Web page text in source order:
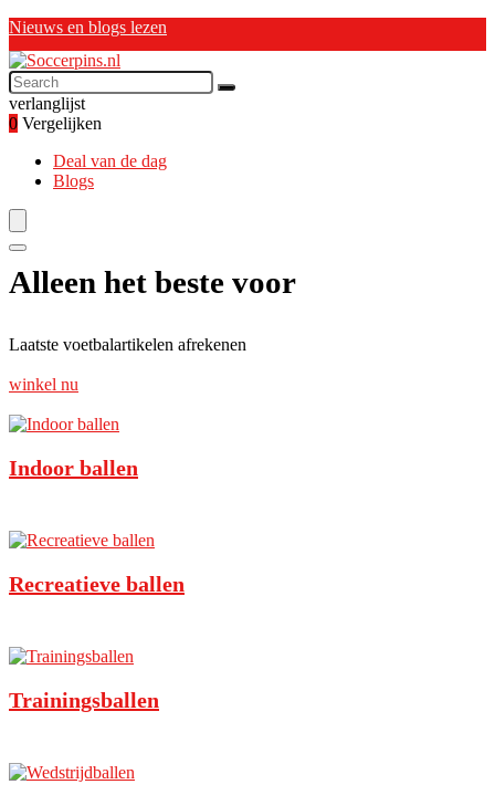
Nieuws en blogs lezen
verlanglijst
0 Vergelijken
Deal van de dag
Blogs
Alleen het beste voor
Laatste voetbalartikelen afrekenen
winkel nu
Indoor ballen
Recreatieve ballen
Trainingsballen